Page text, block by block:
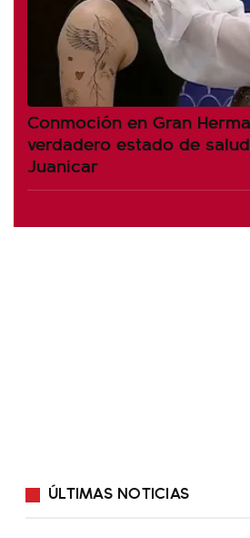
Conmoción en Gran
verdadero estado de
Juanicar
ÚLTIMAS NOTICIAS